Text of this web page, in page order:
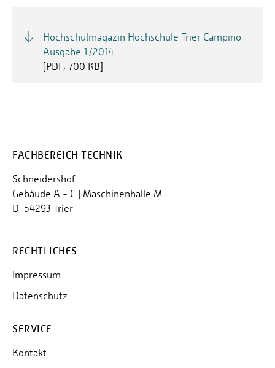
Hochschulmagazin Hochschule Trier Campino
Ausgabe 1/2014
PDF 700 KB]
FACHBEREICH TECHNIK
Schneidershof
Gebäude A - C | Maschinenhalle M
D-54293 Trier
RECHTLICHES
Impressum
Datenschutz
SERVICE
Kontakt